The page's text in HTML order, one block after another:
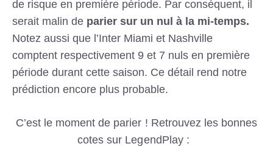
de risque en première période. Par conséquent, il
serait malin de parier sur un nul à la mi-temps.
Notez aussi que l’Inter Miami et Nashville
comptent respectivement 9 et 7 nuls en première
période durant cette saison. Ce détail rend notre
prédiction encore plus probable.
C’est le moment de parier ! Retrouvez les bonnes
cotes sur LegendPlay :